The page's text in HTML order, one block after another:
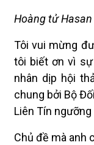
Hoàng tử Hasan
Tôi vui mừng
tôi biết ơn vì
nhân dịp hội
chung bởi Bộ
Liên Tín ngưỡng
Chủ đề mà anh